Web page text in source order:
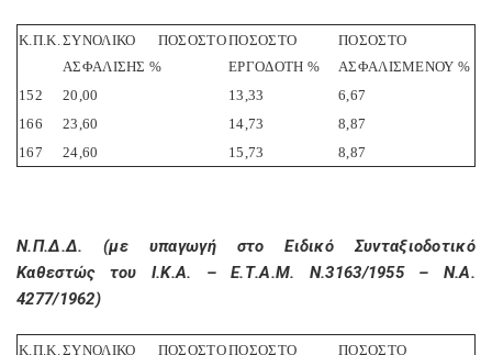
Κ.Π.Κ.ΣΥΝΟΛΙΚΟ ΠΟΣΟΣΤΟ
ΑΣΦΑΛΙΣΗΣ %
ΠΟΣΟΣΤΟ
ΕΡΓΟΔΟΤΗ %
ΠΟΣΟΣΤΟ
ΑΣΦΑΛΙΣΜΕΝΟΥ %
152
20,00 13,33
6,67
166
23,60 14,73
8,87
167
24,60 15,73 8,87
Ν.Π.Δ.Δ. (με υπαγωγή στο Ειδικό Συνταξιοδοτικό
Καθεστώς του Ι.Κ.Α. – Ε.Τ.Α.Μ. Ν.3163/1955 – Ν.Α.
4277/1962)
Κ.Π.Κ.ΣΥΝΟΛΙΚΟ ΠΟΣΟΣΤΟΠΟΣΟΣΤΟ ΠΟΣΟΣΤΟ